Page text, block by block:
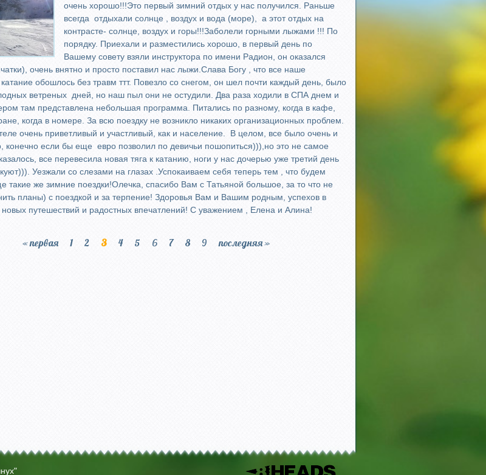
очень хорошо!!!Это первый зимний отдых у нас получился. Раньше
всегда отдыхали солнце , воздух и вода (море), а этот отдых на
контрасте- солнце, воздух и горы!!!Заболели горными лыжами !!! По
порядку. Приехали и разместились хорошо, в первый день по
Вашему совету взяли инструктора по имени Радион, он оказался
очень внятно и просто поставил нас лыжи.Слава Богу , что все наше
катание обошлось без травм ттт. Повезло со снегом, он шел почти каждый день, было
ветреных дней, но наш пыл они не остудили. Два раза ходили в СПА днем и
там представлена небольшая программа. Питались по разному, когда в кафе,
когда в номере. За всю поездку не возникло никаких организационных проблем.
очень приветливый и участливый, как и население. В целом, все было очень и
конечно если бы еще евро позволил по девичьи пошопиться))),но это не самое
все перевесила новая тяга к катанию, ноги у нас дочерью уже третий день
Уезжали со слезами на глазах .Успокаиваем себя теперь тем , что будем
такие же зимние поездки!Олечка, спасибо Вам с Татьяной большое, за то что не
планы) с поездкой и за терпение! Здоровья Вам и Вашим родным, успехов в
новых путешествий и радостных впечатлений! С уважением , Елена и Алина!
« первая 1 2 3 4 5 6 7 8 9 последняя »